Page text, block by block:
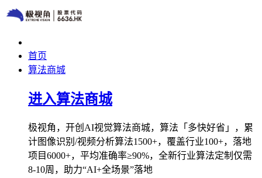
首页
算法商城
进入算法商城
极视角，开创AI视觉算法商城，算法「多快好省」，累
计图像识别/视频分析算法1500+，覆盖行业100+，落地
项目6000+，平均准确率≥90%，全新行业算法定制仅需
8-10周，助力“AI+全场景”落地